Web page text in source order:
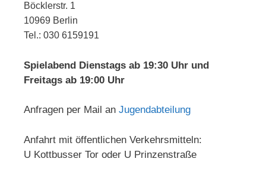
Böcklerstr. 1
10969 Berlin
Tel.: 030 6159191
Spielabend Dienstags ab 19:30 Uhr und
Freitags ab 19:00 Uhr
Anfragen per Mail an Jugendabteilung
Anfahrt mit öffentlichen Verkehrsmitteln:
U Kottbusser Tor oder U Prinzenstraße